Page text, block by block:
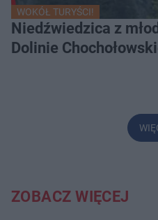
WOKÓŁ TURYŚCI!
Niedźwiedzica z
Dolinie
ZOBACZ WIĘCEJ